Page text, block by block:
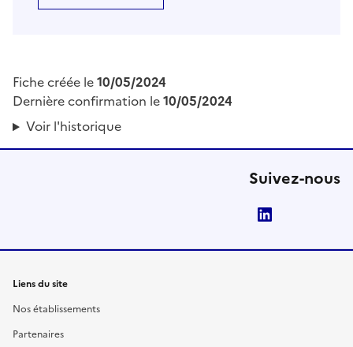
Fiche créée le10/05/2024
Dernière confirmation le10/05/2024
Voir l'historique
Suivez-nous
Liens du site
Nos établissements
Partenaires